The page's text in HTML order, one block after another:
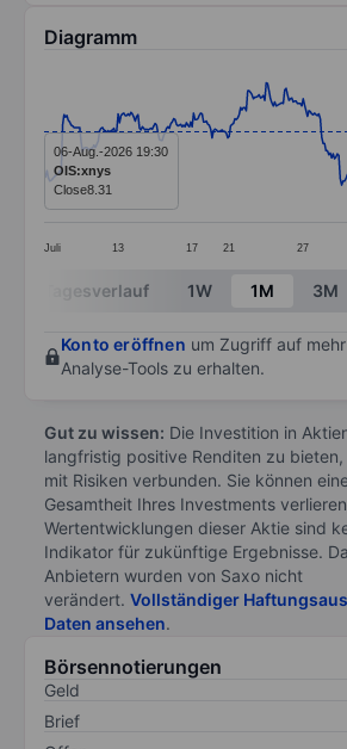
Diagramm
Line chart with 295 data points.
The chart has 1 X axis displaying
The chart has 1 Y axis
Juli 13 17 21 27
06-Aug.-2026 19:30
OIS:xnys
Close8.31
End of interactive chart.
Tagesverlauf 1W 1M 3M
Konto eröffnen um Zugriff auf
Analyse-Tools zu erhalten.
Gut zu wissen: Die Investition in
langfristig positive Renditen zu
mit Risiken verbunden. Sie können
Gesamtheit Ihres Investments
Wertentwicklungen dieser Aktie sind
Indikator für zukünftige Ergebnisse.
Anbietern wurden von Saxo nicht
verändert. Vollständiger
Daten ansehen.
Börsennotierungen
Geld
Brief